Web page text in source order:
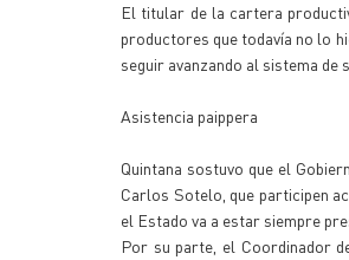
El titular de la cartera
productores que todavía no lo
seguir avanzando al sistema
Asistencia paippera
Quintana sostuvo que el
Carlos Sotelo, que participen
el Estado va a estar siempre
Por su parte, el Coordinador